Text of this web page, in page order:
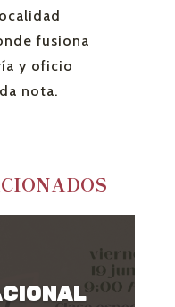
fusiona
y oficio
nota.